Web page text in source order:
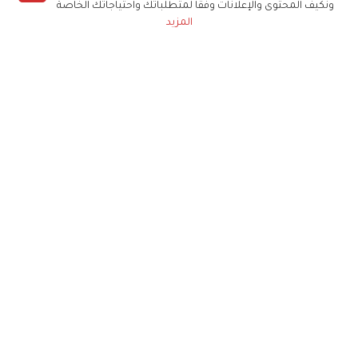
ونكيف المحتوى والإعلانات وفقا لمتطلباتك واحتياجاتك الخاصة
المزيد